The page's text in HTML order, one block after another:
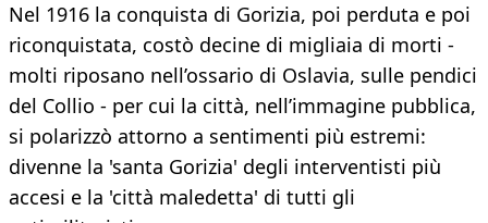
Nel 1916 la conquista di Gorizia, poi perduta e poi
riconquistata, costò decine di migliaia di morti -
molti riposano nell’ossario di Oslavia, sulle pendici
del Collio - per cui la città, nell’immagine pubblica,
si polarizzò attorno a sentimenti più estremi:
divenne la 'santa Gorizia' degli interventisti più
accesi e la 'città maledetta' di tutti gli